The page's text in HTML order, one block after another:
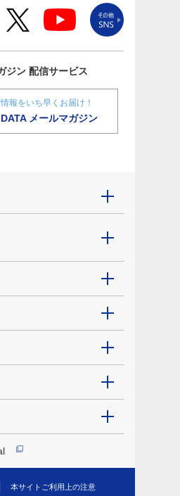
ジン 配信サービス
報をいち早くお届け！
メールマガジン
本サイトご利用上の注意